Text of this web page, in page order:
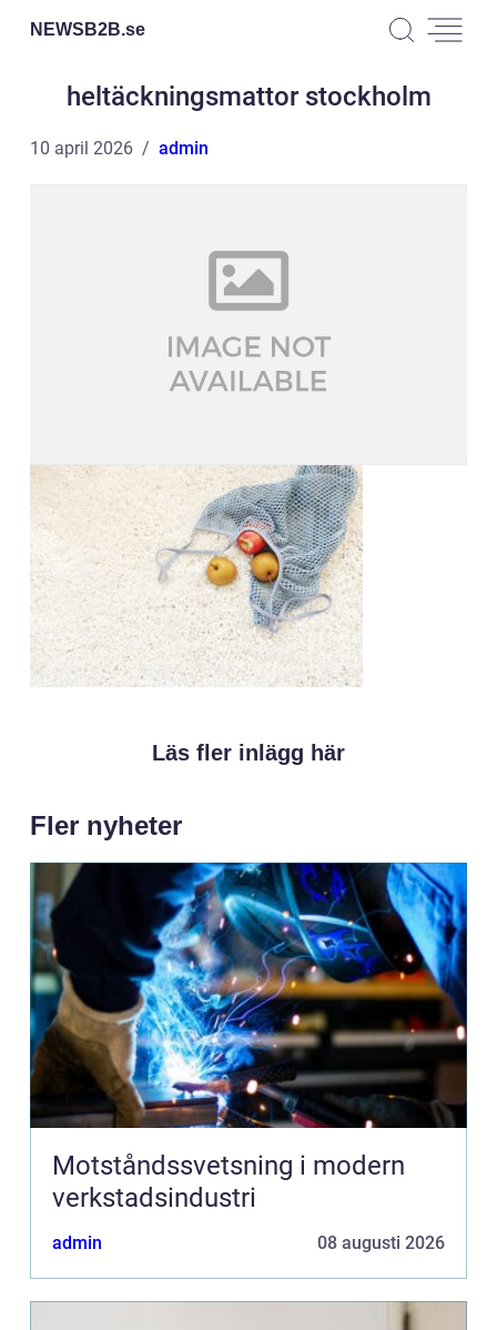
NEWSB2B.se
heltäckningsmattor stockholm
10 april 2026 admin
Läs fler inlägg här
Fler nyheter
Motståndssvetsning i modern
verkstadsindustri
admin 08 augusti 2026